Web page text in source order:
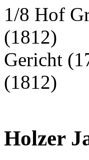
1/8 Hof
(1812)
Gericht
(1812)
Holzer